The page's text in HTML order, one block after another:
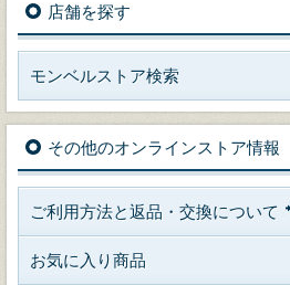
店舗を探す
モンベルストア検索
その他のオンラインストア情報
ご利用方法と返品・交換について
お気に入り商品